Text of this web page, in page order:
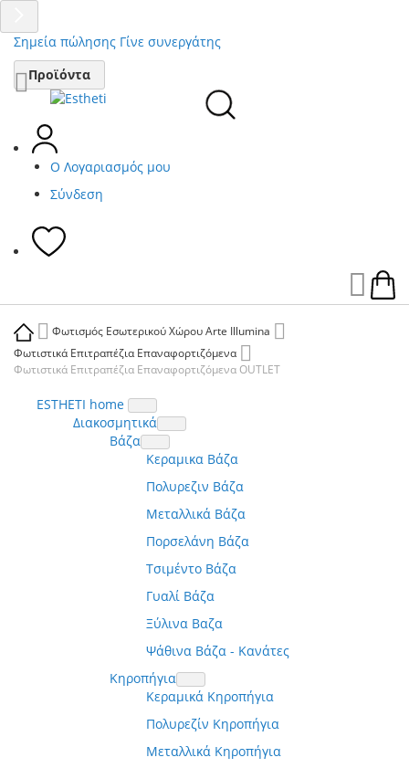
Σημεία πώλησης Γίνε συνεργάτης
Μετάβαση
στο
περιεχόμενο
Προϊόντα
Ο Λογαριασμός μου
Σύνδεση
Φωτισμός Εσωτερικού Χώρου Arte Illumina
Φωτιστικά Επιτραπέζια Επαναφορτιζόμενα
Φωτιστικά Επιτραπέζια Επαναφορτιζόμενα OUTLET
ESTHETI home
Διακοσμητικά
Βάζα
Κεραμικα Βάζα
Πολυρεζιν Βάζα
Μεταλλικά Βάζα
Πορσελάνη Βάζα
Τσιμέντο Βάζα
Γυαλί Βάζα
Ξύλινα Βαζα
Ψάθινα Βάζα - Κανάτες
Κηροπήγια
Κεραμικά Κηροπήγια
Πολυρεζίν Κηροπήγια
Μεταλλικά Κηροπήγια